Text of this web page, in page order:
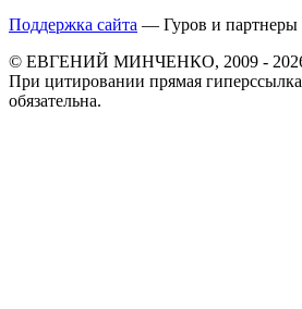
Поддержка сайта — Гуров и партнеры
© ЕВГЕНИЙ МИНЧЕНКО, 2009 -
При цитировании прямая гиперссылка
обязательна.